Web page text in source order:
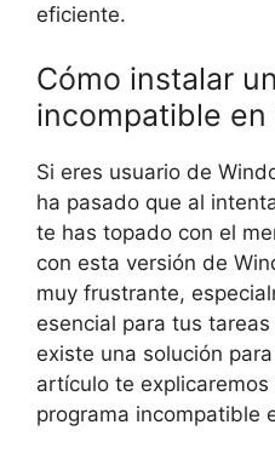
eficiente.
Cómo instalar
incompatible en
Si eres usuario de
ha pasado que al
te has topado con el
con esta versión de
muy frustrante,
esencial para tus
existe una solución
artículo te
programa incompatible